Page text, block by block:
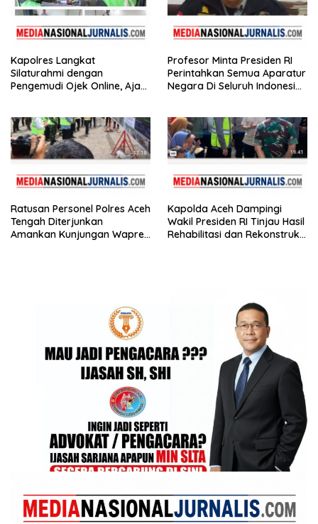
Kapolres Langkat
Silaturahmi dengan
Pengemudi Ojek Online, Ajak
Profesor Minta Presiden RI
Perintahkan Semua Aparatur
Negara Di Seluruh Indonesia
Ratusan Personel Polres Aceh
Tengah Diterjunkan
Amankan Kunjungan Wapres
Kapolda Aceh Dampingi
Wakil Presiden RI Tinjau Hasil
Rehabilitasi dan Rekonstruksi